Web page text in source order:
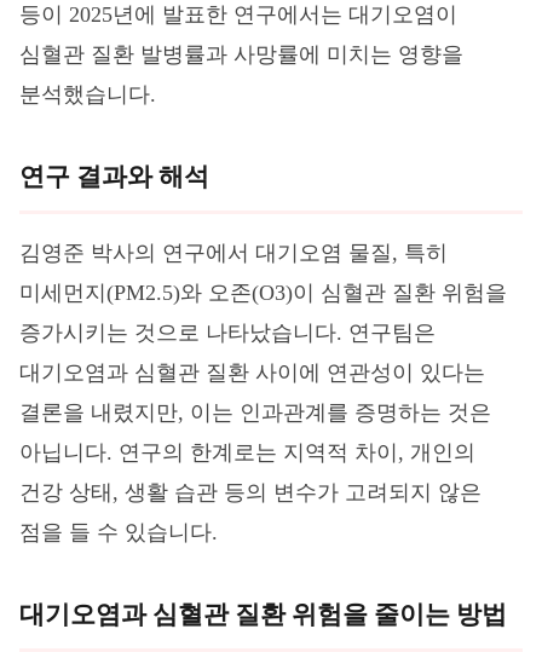
등이 2025년에 발표한 연구에서는 대기오염이
심혈관 질환 발병률과 사망률에 미치는 영향을
분석했습니다.
연구 결과와 해석
김영준 박사의 연구에서 대기오염 물질, 특히
미세먼지(PM2.5)와 오존(O3)이 심혈관 질환 위험을
증가시키는 것으로 나타났습니다. 연구팀은
대기오염과 심혈관 질환 사이에 연관성이 있다는
결론을 내렸지만, 이는 인과관계를 증명하는 것은
아닙니다. 연구의 한계로는 지역적 차이, 개인의
건강 상태, 생활 습관 등의 변수가 고려되지 않은
점을 들 수 있습니다.
대기오염과 심혈관 질환 위험을 줄이는 방법